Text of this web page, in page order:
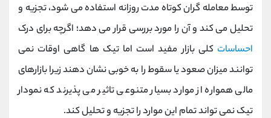
توسط معامله گران کوتاه مدت روزانه استفاده می شود، تجزیه و
تحلیل می کند و آن را مورد بررسی قرار می دهد؛ اگرچه برای درک
احساسات کلی بازار مفید است اما تیک ها گاهی اوقات نمی
توانند میزان صعود یا سقوط را به خوبی نشان دهند زیرا بازارهای
مالی همواره از موارد بسیار متنوعی تاثیر می پذیرند که نمودار
تیک نمی تواند تمام این موارد را تجزیه و تحلیل کند.